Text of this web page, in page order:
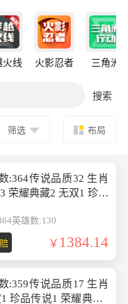
火线 火影忍者 三角洲
搜索
筛选 布局
:364传说品质32 生肖
荣耀典藏2 无双1 珍品
英雄数:130
1384.14
:359传说品质17 生肖
珍品传说1 荣耀典藏1